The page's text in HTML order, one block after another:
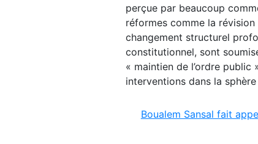
perçue par beaucoup
réformes comme la
changement structurel
constitutionnel, sont
« maintien de l’ordre public
interventions dans la
Boualem Sansal fait